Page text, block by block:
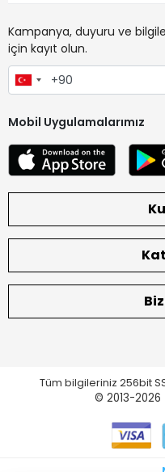
Kampanya, duyuru ve
için kayıt olun.
Mobil Uygulamalarımız
Tüm bilgileriniz 256bit
© 2013-2026